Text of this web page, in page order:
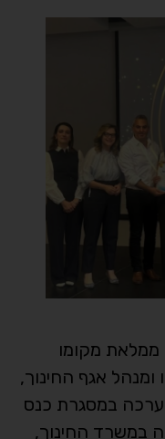
ממלאת מקומו
ומנהל אגף החינוך,
במסגרת כנס
במשרד החינוך,